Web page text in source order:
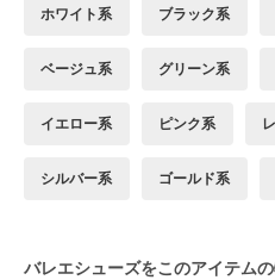
ホワイト系 ブラック系
ベージュ系 グリーン系
イエロー系 ピンク系
シルバー系 ゴールド系
バレエシューズをこのアイテム